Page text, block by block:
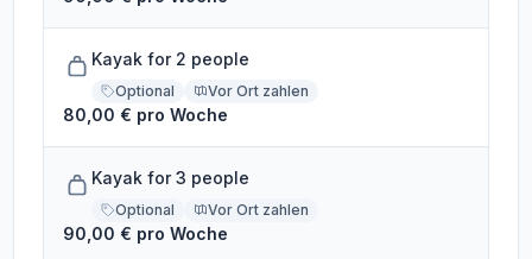
Kayak for 2 people
Optional Vor Ort zahlen
80,00 € pro Woche
Kayak for 3 people
Optional Vor Ort zahlen
90,00 € pro Woche